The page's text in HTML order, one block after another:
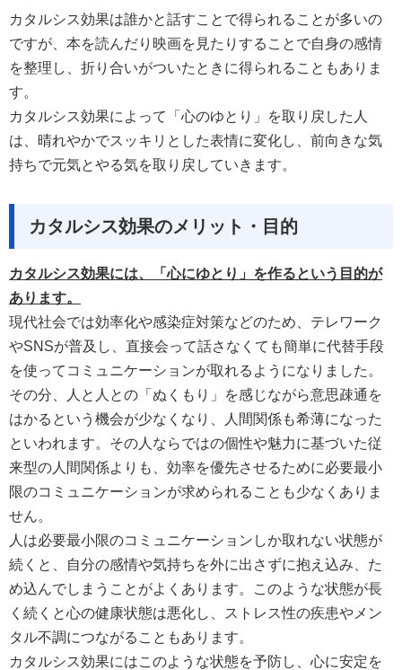
カタルシス効果は誰かと話すことで得られることが多いの
ですが、本を読んだり映画を見たりすることで自身の感情
を整理し、折り合いがついたときに得られることもありま
す。
カタルシス効果によって「心のゆとり」を取り戻した人
は、晴れやかでスッキリとした表情に変化し、前向きな気
持ちで元気とやる気を取り戻していきます。
カタルシス効果のメリット・目的
カタルシス効果には、「心にゆとり」を作るという目的が
あります。
現代社会では効率化や感染症対策などのため、テレワーク
やSNSが普及し、直接会って話さなくても簡単に代替手段
を使ってコミュニケーションが取れるようになりました。
その分、人と人との「ぬくもり」を感じながら意思疎通を
はかるという機会が少なくなり、人間関係も希薄になった
といわれます。その人ならではの個性や魅力に基づいた従
来型の人間関係よりも、効率を優先させるために必要最小
限のコミュニケーションが求められることも少なくありま
せん。
人は必要最小限のコミュニケーションしか取れない状態が
続くと、自分の感情や気持ちを外に出さずに抱え込み、た
め込んでしまうことがよくあります。このような状態が長
く続くと心の健康状態は悪化し、ストレス性の疾患やメン
タル不調につながることもあります。
カタルシス効果にはこのような状態を予防し、心に安定を